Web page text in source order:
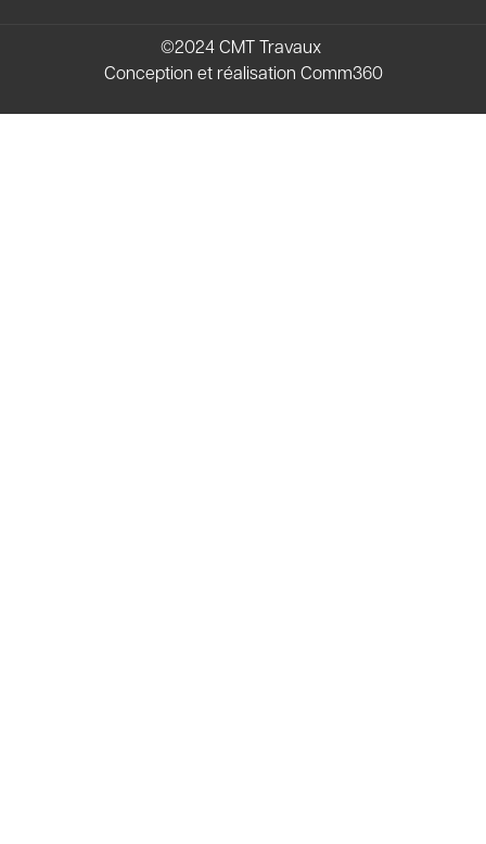
©2024 CMT Travaux
Conception et réalisation Comm360